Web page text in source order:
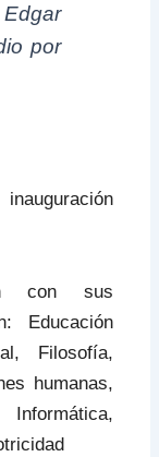
por
con sus
Educación
Filosofía,
humanas,